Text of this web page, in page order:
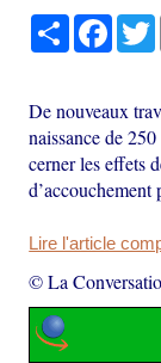
Partager
De nouveaux
naissance de
cerner les effets
d’accouchement
Lire l'article
© La